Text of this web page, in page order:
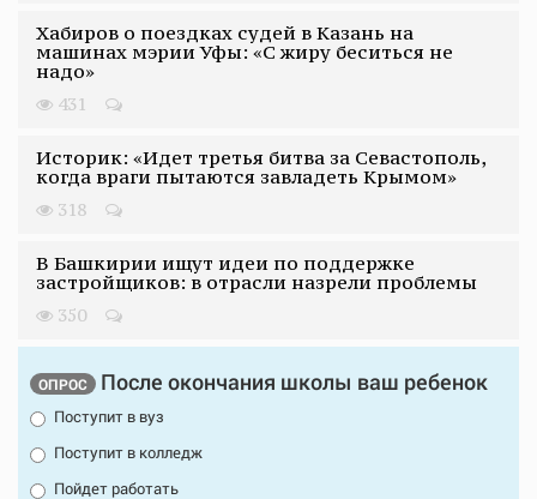
Хабиров о поездках судей в Казань на
машинах мэрии Уфы: «С жиру беситься не
надо»
431
Историк: «Идет третья битва за Севастополь,
когда враги пытаются завладеть Крымом»
318
В Башкирии ищут идеи по поддержке
застройщиков: в отрасли назрели проблемы
350
ОПРОС После окончания школы ваш ребенок
Поступит в вуз
Поступит в колледж
Пойдет работать